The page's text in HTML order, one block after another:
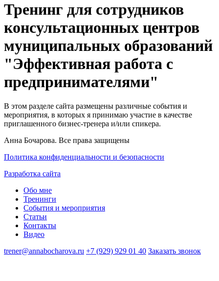
Тренинг для сотрудников
консультационных центров
муниципальных образований
"Эффективная работа с
предпринимателями"
В этом разделе сайта размещены различные события и
мероприятия, в которых я принимаю участие в качестве
приглашенного бизнес-тренера и/или спикера.
Анна Бочарова. Все права защищены
Политика конфиденциальности и безопасности
Разработка сайта
Обо мне
Тренинги
События и мероприятия
Статьи
Контакты
Видео
trener@annabocharova.ru +7 (929) 929 01 40 Заказать звонок